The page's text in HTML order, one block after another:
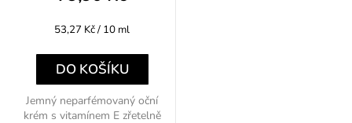
Měrná
53,27 Kč / 10 ml
DO KOŠÍKU
Jemný neparfémovaný oční
krém s vitamínem E zřetelně